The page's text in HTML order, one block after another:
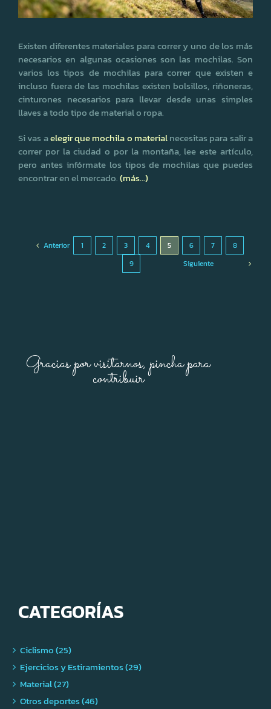
Existen diferentes materiales para correr y uno de los más
necesarios en algunas ocasiones son las mochilas. Son
varios los tipos de mochilas para correr que existen e
incluso fuera de las mochilas existen bolsillos, riñoneras,
cinturones necesarios para llevar desde unas simples
llaves a todo tipo de material o ropa.
Si vas aelegir que mochila o materialnecesitas para salir a
correr por la ciudad o por la montaña, lee este artículo,
pero antes infórmate los tipos de mochilas que puedes
encontrar en el mercado.(más…)
Anterior 1 2 3 4 5 6 7
8
9
Siguiente
Gracias por visitarnos, pincha para
contribuir
CATEGORÍAS
Ciclismo (25)
Ejercicios y Estiramientos (29)
Material (27)
Otros deportes (46)